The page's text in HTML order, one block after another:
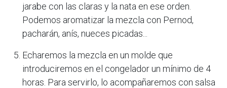
jarabe con las claras y la nata en ese orden.
Podemos aromatizar la mezcla con Pernod,
pacharán, anís, nueces picadas...
Echaremos la mezcla en un molde que
introduciremos en el congelador un mínimo de 4
horas. Para servirlo, lo acompañaremos con salsa